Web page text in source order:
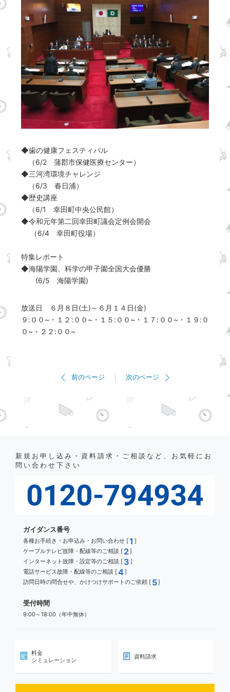
◆歯の健康フェスティバル
（6/2 蒲郡市保健医療センター）
◆三河湾環境チャレンジ
（6/3 春日浦）
◆歴史講座
（6/1 幸田町中央公民館）
◆令和元年第二回幸田町議会定例会開会
（6/4 幸田町役場）
特集レポート
◆海陽学園、科学の甲子園全国大会優勝
(6/5 海陽学園)
放送日 ６月８日(土)～６月１４日(金)
９:００~・１２:００~・１５:００~・１７:００~・１９:０
０~・２２:００~
前のページ 次のページ
新規お申し込み・資料請求・ご相談など、お気軽にお
問い合わせ下さい
ガイダンス番号
各種お手続き・お申込み・お問い合わせ [1 ]
ケーブルテレビ故障・配線等のご相談 [ 2]
インターネット故障・設定等のご相談 [ 3 ]
電話サービス故障・配線等のご相談 [4]
訪問日時の問合せや、かけつけサポートのご依頼 [ 5]
受付時間
9:00～18:00（年中無休）
料金
シミュレーション
資料請求